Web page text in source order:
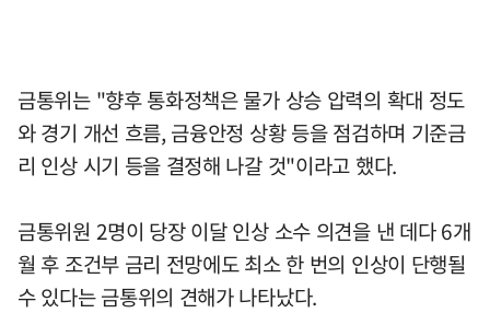
금통위는 "향후 통화정책은 물가 상승 압력의 확대 정도
와 경기 개선 흐름, 금융안정 상황 등을 점검하며 기준금
리 인상 시기 등을 결정해 나갈 것"이라고 했다.
금통위원 2명이 당장 이달 인상 소수 의견을 낸 데다 6개
월 후 조건부 금리 전망에도 최소 한 번의 인상이 단행될
수 있다는 금통위의 견해가 나타났다.